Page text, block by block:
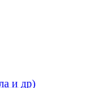
и др)